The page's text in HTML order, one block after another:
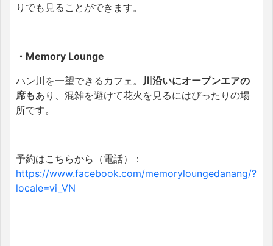
りでも見ることができます。
・Memory Lounge
ハン川を一望できるカフェ。 川沿いにオープンエアの
席もあり、混雑を避けて花火を見るにはぴったりの場
所です。
予約はこちらから（電話）：
https://www.facebook.com/memoryloungedanang/?
locale=vi_VN